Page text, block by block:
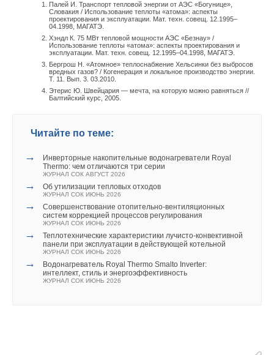
Палей И. Транспорт тепловой энергии от АЭС «Богунице»,
Словакия / Использование теплоты «атома»: аспекты
проектирования и эксплуатации. Мат. техн. совещ. 12.1995–
04.1998, МАГАТЭ.
Хэндл К. 75 МВт тепловой мощности АЭС «Безнау» /
Использование теплоты «атома»: аспекты проектирования и
эксплуатации. Мат. техн. совещ. 12.1995–04.1998, МАГАТЭ.
Бергрош Н. «Атомное» теплоснабжение Хельсинки без выбросов
вредных газов? / Когенерация и локальное производство энергии.
Т. 11. Вып. 3. 03.2010.
Этерис Ю. Швейцария — мечта, на которую можно равняться //
Балтийский курс, 2005.
Читайте по теме:
→
Инверторные накопительные водонагреватели Royal
Thermo: чем отличаются три серии
ЖУРНАЛ СОК АВГУСТ 2026
→ Об утилизации тепловых отходов
ЖУРНАЛ СОК ИЮНЬ 2026
→
Совершенствование отопительно-вентиляционных
систем коррекцией процессов регулирования
ЖУРНАЛ СОК ИЮНЬ 2026
→
Теплотехнические характеристики лучисто-конвективной
панели при эксплуатации в действующей котельной
ЖУРНАЛ СОК ИЮНЬ 2026
→
Водонагреватель Royal Thermo Smalto Inverter:
интеллект, стиль и энергоэффективность
ЖУРНАЛ СОК ИЮНЬ 2026